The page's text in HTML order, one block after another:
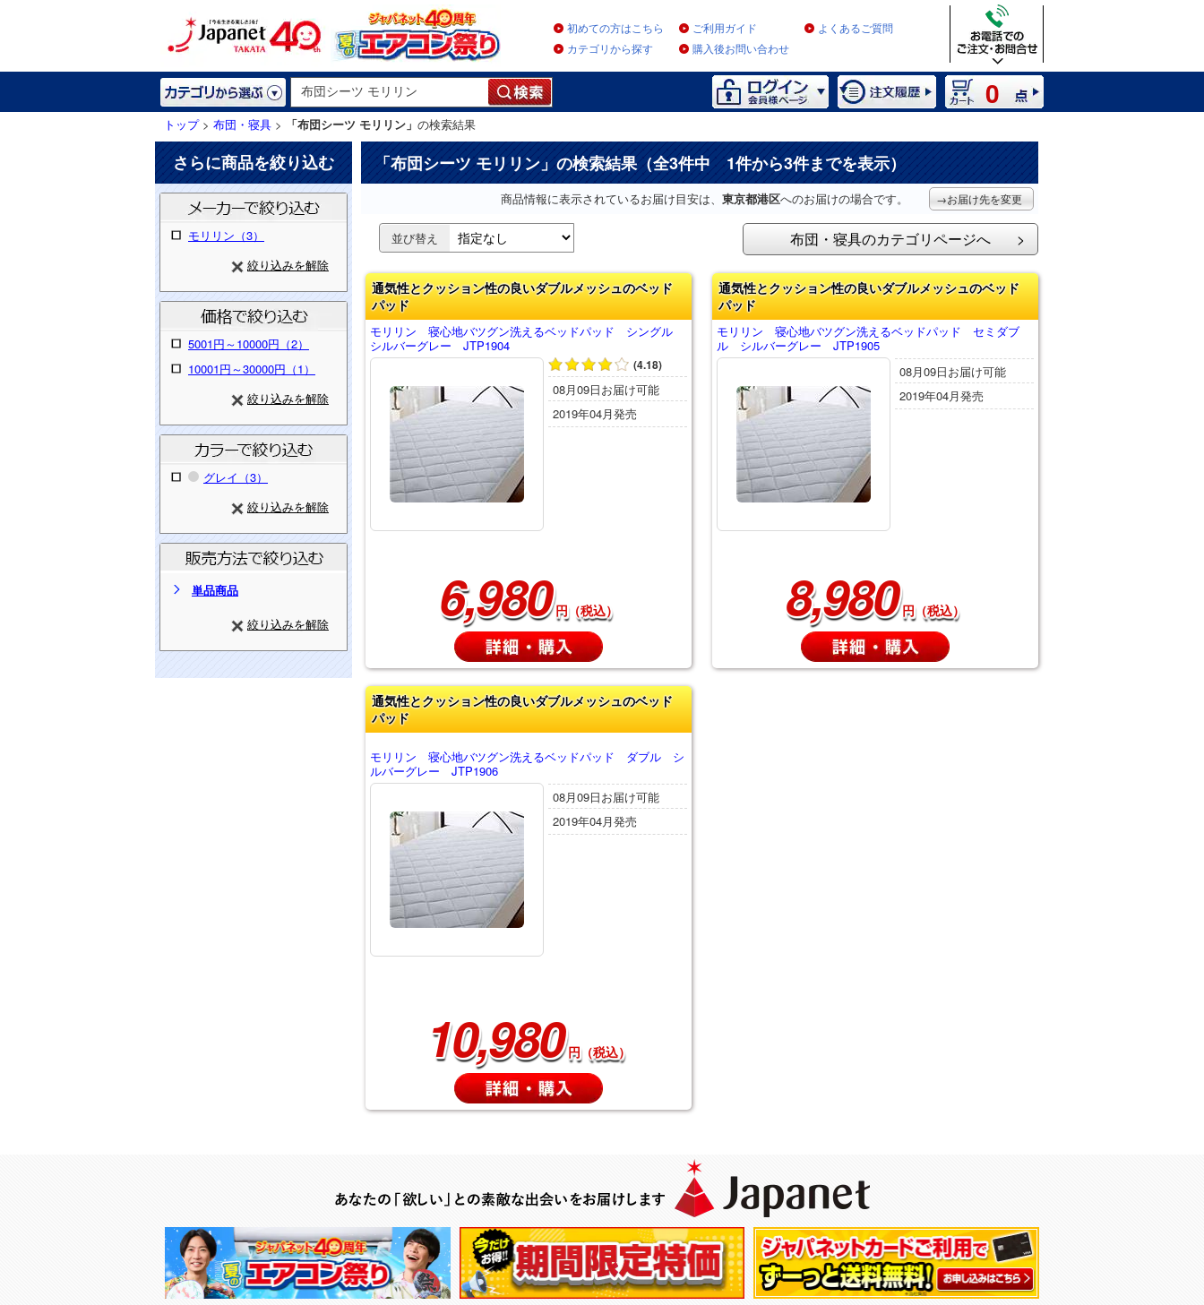
初めての方はこちら ご利用ガイド
よくあるご質問
カテゴリから探す
購入後お問い合わせ
0
トップ> 布団・寝具 > 「布団シーツ モリリン」 の検索結果
さらに商品を絞り込む
モリリン（3）
絞り込みを解除
5001円～10000円（2）
10001円～30000円（1）
絞り込みを解除
グレイ（3）
絞り込みを解除
単品商品
絞り込みを解除
「布団シーツ モリリン 」の検索結果（全3件中 1件から3件までを表示）
商品情報に表示されているお届け目安は、 東京都港区へのお届けの場合です。 →お届け先を変更
並び替え 布団・寝具のカテゴリページへ
通気性とクッション性の良いダブルメッシュのベッド
パッド
モリリン 寝心地バツグン洗えるベッドパッド シングル
シルバーグレー JTP1904
(4.18)
08月09日お届け可能
2019年04月発売
6,980 円（税込）
通気性とクッション性の良いダブルメッシュのベッド
パッド
モリリン 寝心地バツグン洗えるベッドパッド セミダブ
ル シルバーグレー JTP1905
08月09日お届け可能
2019年04月発売
8,980 円（税込）
通気性とクッション性の良いダブルメッシュのベッド
パッド
モリリン 寝心地バツグン洗えるベッドパッド ダブル シ
ルバーグレー JTP1906
08月09日お届け可能
2019年04月発売
10,980 円（税込）